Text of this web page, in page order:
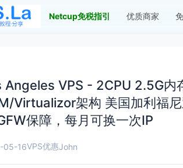
Netcup免税指引 优质商家
Angeles VPS - 2CPU 2.5G内
Virtualizor架构 美国加利福
保障，每月可换一次IP
05-16VPS优惠John